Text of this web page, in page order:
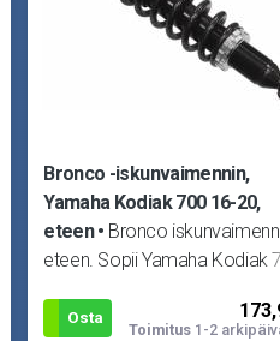
Bronco -iskunvaimennin,
Yamaha Kodiak 700 16-20,
eteen
Bronco
eteen. Sopii Yamaha Kodiak
4X4 16-20.
Osta
Toimitus1-2